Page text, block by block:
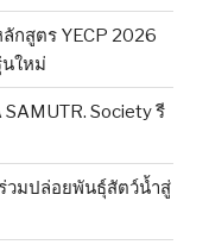
กสูตร YECP 2026
นใหม่
Society รี
วมปล่อยพันธุ์สัตว์น้ำสู่